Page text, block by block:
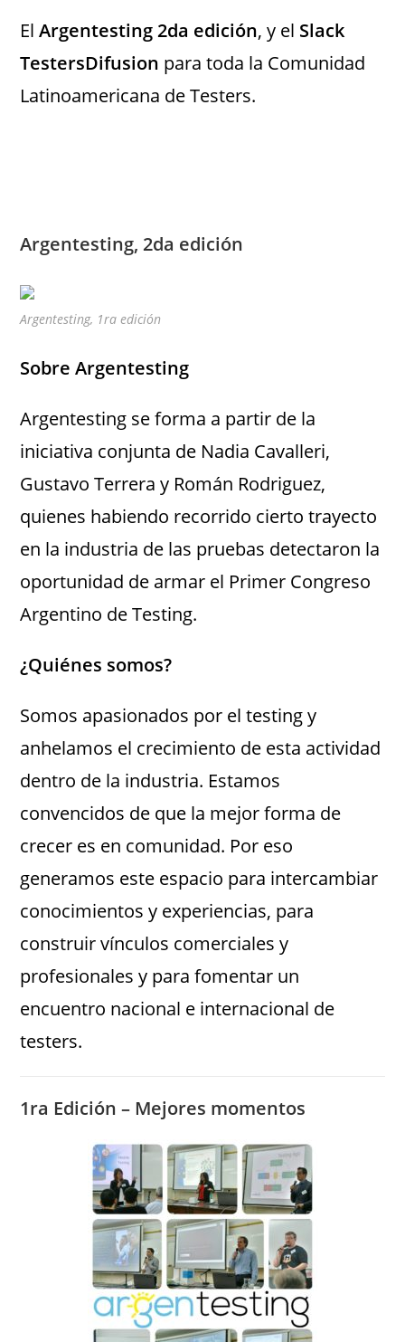
ElArgentesting 2da edición, y el Slack
TestersDifusion para toda la Comunidad
Latinoamericana de Testers.
Argentesting, 2da edición
Argentesting, 1ra edición
Sobre Argentesting
Argentesting se forma a partir de la
iniciativa conjunta de Nadia Cavalleri,
Gustavo Terrera y Román Rodriguez,
quienes habiendo recorrido cierto trayecto
en la industria de las pruebas detectaron la
oportunidad de armar el Primer Congreso
Argentino de Testing.
¿Quiénes somos?
Somos apasionados por el testing y
anhelamos el crecimiento de esta actividad
dentro de la industria. Estamos
convencidos de que la mejor forma de
crecer es en comunidad. Por eso
generamos este espacio para intercambiar
conocimientos y experiencias, para
construir vínculos comerciales y
profesionales y para fomentar un
encuentro nacional e internacional de
testers.
1ra Edición – Mejores momentos